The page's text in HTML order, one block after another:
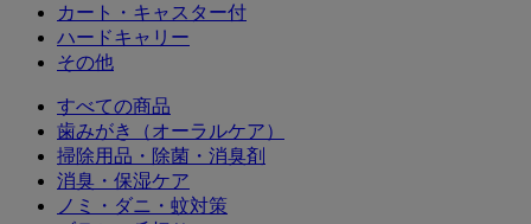
カート・キャスター付
ハードキャリー
その他
すべての商品
歯みがき（オーラルケア）
掃除用品・除菌・消臭剤
消臭・保湿ケア
ノミ・ダニ・蚊対策